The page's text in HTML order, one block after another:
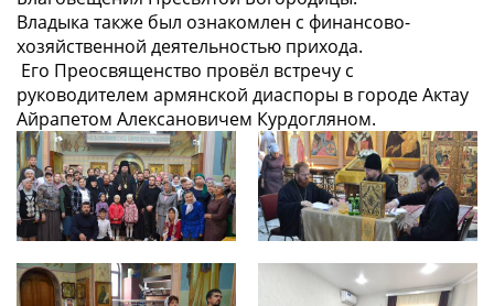
Владыка также был ознакомлен с финансово-
хозяйственной деятельностью прихода.
Его Преосвященство провёл встречу с
руководителем армянской диаспоры в городе Актау
Айрапетом Алексановичем Курдогляном.